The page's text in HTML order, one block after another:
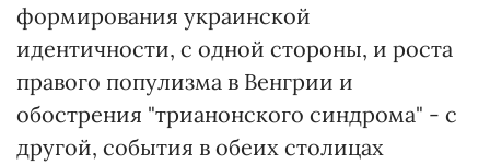
формирования украинской
идентичности, с одной стороны, и роста
правого популизма в Венгрии и
обострения "трианонского синдрома" - с
другой, события в обеих столицах